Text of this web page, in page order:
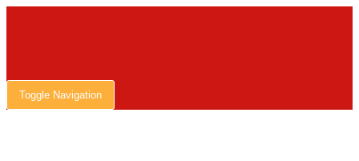
Toggle Navigation